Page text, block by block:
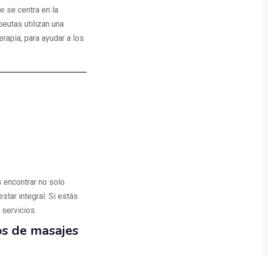
se centra en la
utilizan una
para ayudar a los
encontrar no solo
integral. Si estás
servicios.
de masajes